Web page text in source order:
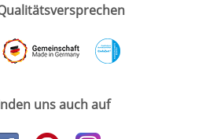
uns auch auf